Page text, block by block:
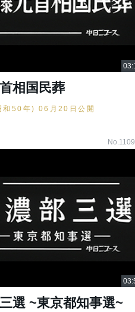
相国民葬
和50年) 06月20日公開
選 ~東京都知事選~